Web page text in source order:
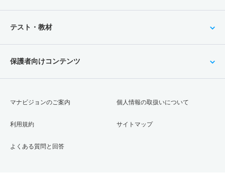
テスト・教材
保護者向けコンテンツ
マナビジョンのご案内
利用規約
よくある質問と回答
個人情報の取扱いについて
サイトマップ